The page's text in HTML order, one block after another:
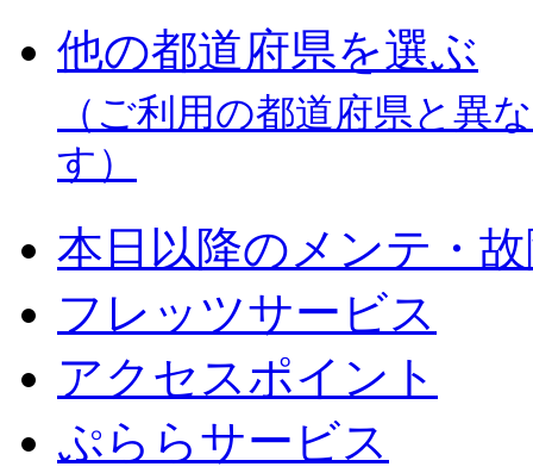
他の都道府県を選ぶ
（ご利用の都道府県と異
す）
本日以降のメンテ・
フレッツサービス
アクセスポイント
ぷららサービス